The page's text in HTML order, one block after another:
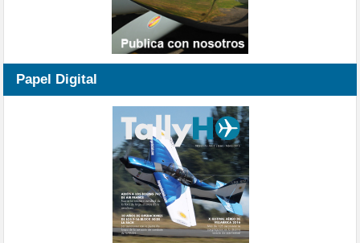
Papel Digital